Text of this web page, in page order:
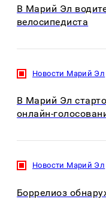
В Марий Эл
велосипедиста
Новости Марий Эл
В Марий Эл
онлайн-
Новости Марий Эл
Боррелиоз